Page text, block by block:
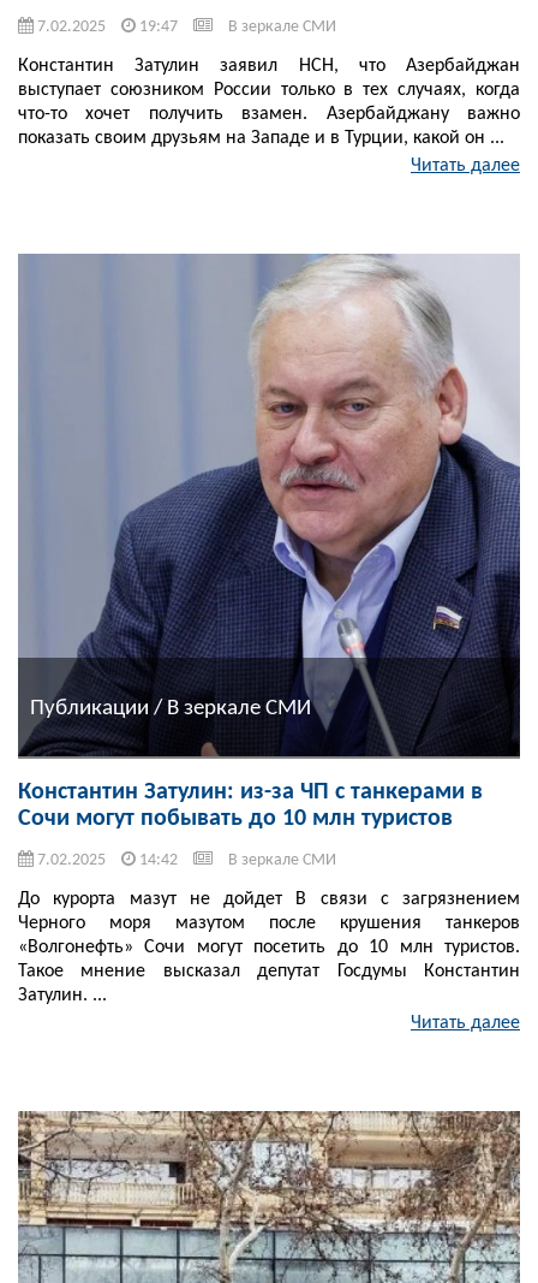
7.02.2025 19:47 В зеркале СМИ
Константин Затулин заявил НСН, что Азербайджан
выступает союзником России только в тех случаях, когда
что-то хочет получить взамен. Азербайджану важно
показать своим друзьям на Западе и в Турции, какой он ...
Читать далее
Публикации / В зеркале СМИ
Константин Затулин: из-за ЧП с танкерами в
Сочи могут побывать до 10 млн туристов
7.02.2025 14:42 В зеркале СМИ
До курорта мазут не дойдет В связи с загрязнением
Черного моря мазутом после крушения танкеров
«Волгонефть» Сочи могут посетить до 10 млн туристов.
Такое мнение высказал депутат Госдумы Константин
Затулин. ...
Читать далее